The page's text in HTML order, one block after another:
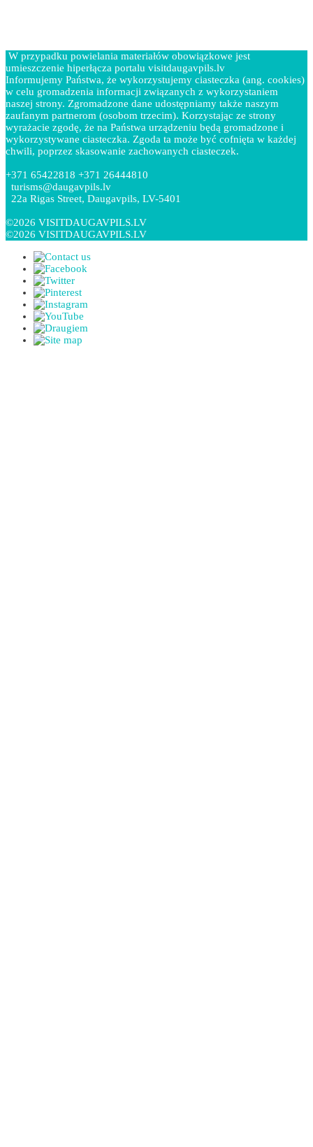
W przypadku powielania materiałów obowiązkowe jest
umieszczenie hiperłącza portalu visitdaugavpils.lv
Informujemy Państwa, że wykorzystujemy ciasteczka (ang. cookies)
w celu gromadzenia informacji związanych z wykorzystaniem
naszej strony. Zgromadzone dane udostępniamy także naszym
zaufanym partnerom (osobom trzecim). Korzystając ze strony
wyrażacie zgodę, że na Państwa urządzeniu będą gromadzone i
wykorzystywane ciasteczka. Zgoda ta może być cofnięta w każdej
chwili, poprzez skasowanie zachowanych ciasteczek.
+371 65422818 +371 26444810
turisms@daugavpils.lv
22a Rigas Street, Daugavpils, LV-5401
©2026 VISITDAUGAVPILS.LV
©2026 VISITDAUGAVPILS.LV